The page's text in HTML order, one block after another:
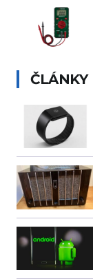
ČLÁNKY